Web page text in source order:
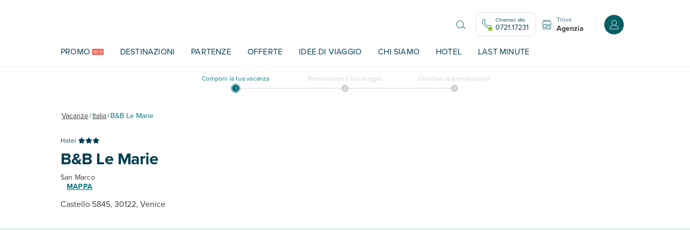
Chiamaci allo
0721.17231
Trova
Agenzia Accedi o registrati
PROMO NEW DESTINAZIONI PARTENZE OFFERTE IDEE DI VIAGGIO CHI SIAMO HOTEL LAST MINUTE
Componi la tua vacanza Personalizza il tuo viaggio Concludi la prenotazione
Vacanze/Italia/B&B Le Marie
Hotel
B&B Le Marie
San Marco
MAPPA
Castello 5845, 30122, Venice